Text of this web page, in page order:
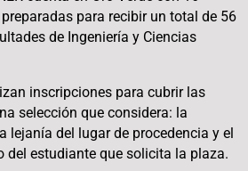
para recibir un total de 56
de Ingeniería y Ciencias
inscripciones para cubrir las
selección que considera: la
lejanía del lugar de procedencia y el
del estudiante que solicita la plaza.